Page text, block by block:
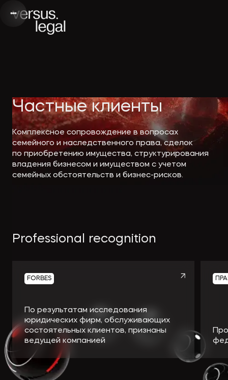
Интеллектуальная
собственность
Архитектура
и проектирование
Экологическое
Webinars
and videos
Company
news
Useful
Частные клиенты
Комплексное сопровождение в вопросах
семейного и наследственного права, сделок
по приобретению имущества, структурирования
владения бизнесом и имуществом с учетом
семейных обстоятельств и бизнес-рисков.
Professional recognition
FORBES
По результатам исследования
юридических фирм, обслуживающих
состоятельных клиентов, признаны
ведущей компанией